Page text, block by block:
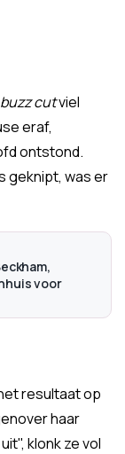
buzz cutviel
eraf,
ontstond.
geknipt, was er
voor
resultaat op
haar
klonk ze vol